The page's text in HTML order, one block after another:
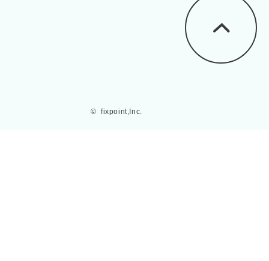
©  fixpoint,Inc.